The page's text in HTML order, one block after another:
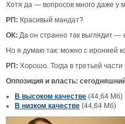
Хотя да — вопросов много даже у
РП: Красивый мандат?
ОК: Да он странно так выглядит —
Но я думаю так: можно с иронией
РП: Хорошо. Тогда в третьей
Оппозиция и власть:
В высоком качестве (44,64 Мб)
В низком качестве (44,64 Мб)